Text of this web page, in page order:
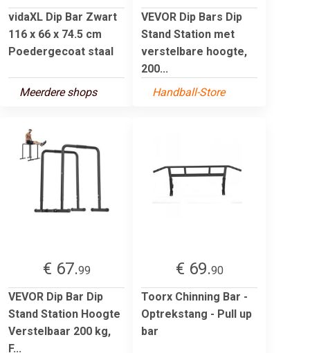
vidaXL Dip Bar Zwart
116 x 66 x 74.5 cm
Poedergecoat staal
Meerdere shops
VEVOR Dip Bars Dip
Stand Station met
verstelbare hoogte,
200...
Handball-Store
€ 67.99
VEVOR Dip Bar Dip
Stand Station Hoogte
Verstelbaar 200 kg,
F...
€ 69.90
Toorx Chinning Bar -
Optrekstang - Pull up
bar